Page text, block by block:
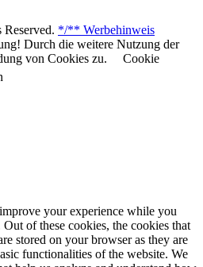
*/** Werbehinweis
Durch die weitere Nutzung der
von Cookies zu.
Cookie
your experience while you
of these cookies, the cookies that
stored on your browser as they are
functionalities of the website. We